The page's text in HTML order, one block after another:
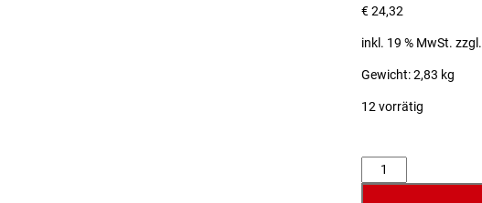
€24,32
inkl. 19 % MwSt. zzgl.
Gewicht: 2,83 kg
12 vorrätig
Anzahl